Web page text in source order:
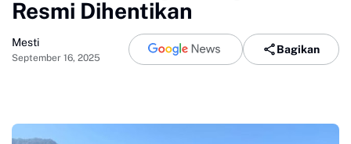
Resmi Dihentikan
Mesti
September 16, 2025
Bagikan